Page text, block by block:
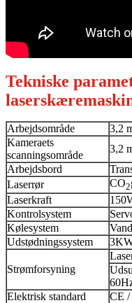
Tekniske
Arbejdsområde
3,2
Kameraets
scanningsområde
3,2
Arbejdsbord
Laserrør
CO2
Laserkraft
Kontrolsystem
Kølesystem
Udstødningssystem
Strømforsyning
Elektrisk standard
CE